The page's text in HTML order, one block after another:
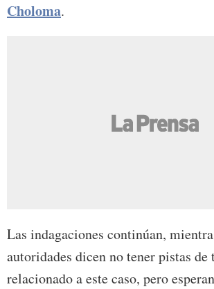
Choloma.
Las indagaciones continúan,
autoridades dicen no tener pistas de
relacionado a este caso, pero